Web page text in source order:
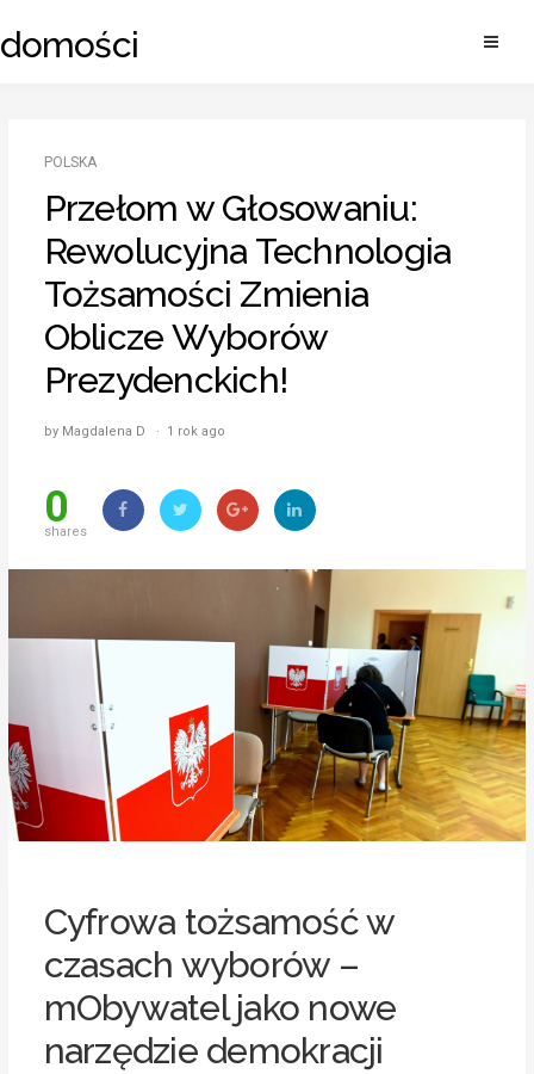
to
POLSKA
Przełom w Głosowaniu:
Rewolucyjna Technologia
Tożsamości Zmienia
Oblicze Wyborów
Prezydenckich!
by Magdalena D · 1 rok ago
0
shares
Cyfrowa tożsamość w
czasach wyborów –
mObywatel jako nowe
narzędzie demokracji